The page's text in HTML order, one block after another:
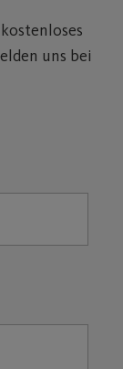
uns bei